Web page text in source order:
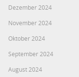
Dezember 2024
November 2024
Oktober 2024
September 2024
August 2024